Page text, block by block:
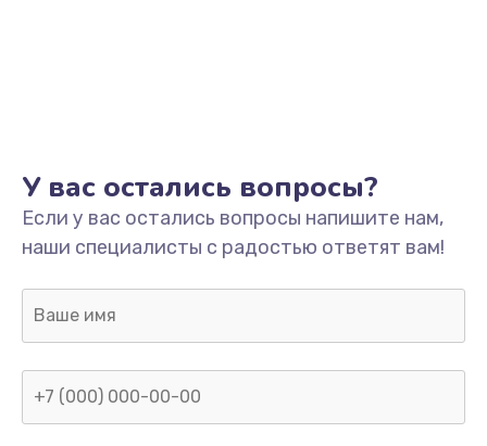
Замена/Pемонт карбюратора
1300 руб.
Заказать
Ремонт капиллярной трубки
400 руб.
У вас остались вопросы?
Если у вас остались вопросы напишите нам,
наши специалисты с радостью ответят вам!